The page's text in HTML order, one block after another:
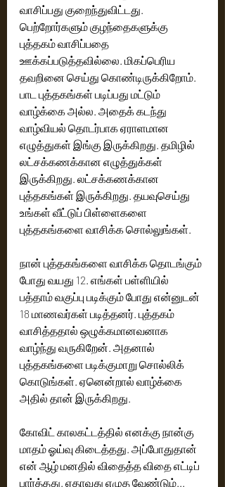
வாசிப்பது குறைந்துவிட்டது.
பெற்றோர்களும் குழந்தைகளுக்கு
புத்தகம் வாசிப்பதை
ஊக்கப்படுத்தவில்லை. மிகப்பெரிய
தவறினை செய்து கொண்டிருக்கிறோம்.
பாட புத்தகங்கள் படிப்பது மட்டும்
வாழ்க்கை அல்ல. அதைக் கடந்து
வாழ்வியல் தொடர்பாக ஏராளமான
எழுத்துகள் இங்கு இருக்கிறது. தமிழில்
லட்சக்கணக்கான எழுத்துக்கள்
இருக்கிறது. லட்சக்கணக்கான
புத்தகங்கள் இருக்கிறது. தயவுசெய்து
உங்கள் வீட்டுப் பிள்ளைகளை
புத்தகங்களை வாசிக்க சொல்லுங்கள்.
நான் புத்தகங்களை வாசிக்க தொடங்கும்
போது வயது 12. எங்கள் பள்ளியில்
பத்தாம் வகுப்பு படிக்கும் போது என்னுடன்
18 மாணவர்கள் படித்தனர். புத்தகம்
வாசித்ததால் ஒழுக்கமானவனாக
வாழ்ந்து வருகிறேன். அதனால்
புத்தகங்களை படிக்குமாறு சொல்லிக்
கொடுங்கள். ஏனென்றால் வாழ்க்கை
அதில் தான் இருக்கிறது.
கோவிட் காலகட்டத்தில் எனக்கு நான்கு
மாதம் ஓய்வு கிடைத்தது. அப்போதுதான்
என் ஆழ் மனதில் விதைத்த விதை எட்டிப்
பார்த்தது. ஏதாவது எழுத வேண்டும்...